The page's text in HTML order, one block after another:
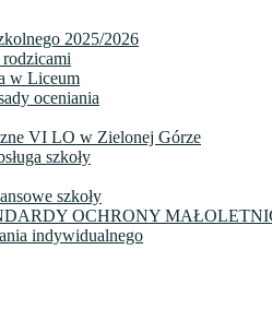
2025/2026
w Liceum
oceniania
VI LO w Zielonej Górze
szkoły
szkoły
OCHRONY
indywidualnego